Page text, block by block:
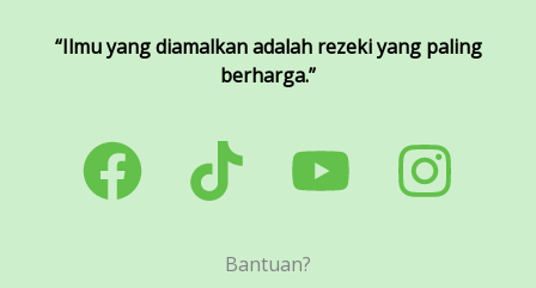
“Ilmu yang diamalkan adalah rezeki yang paling
berharga.”
Bantuan?